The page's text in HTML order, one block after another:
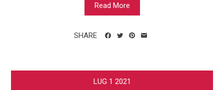
Read More
SHARE
LUG 1 2021